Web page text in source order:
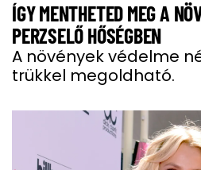
ÍGY MENTHETED MEG A
PERZSELŐ HŐSÉGBEN
A növények védelme
trükkel megoldható.